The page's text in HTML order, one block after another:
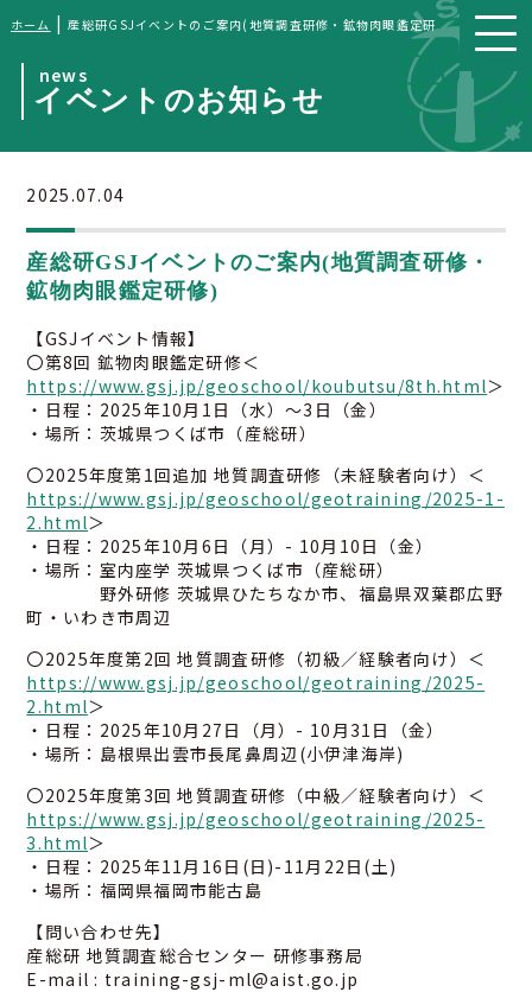
03-3259-8232
ホーム |産総研GSJイベントのご案内(地質調査研修・鉱物肉眼鑑定研修)
news
イベントのお知らせ
2025.07.04
産総研GSJイベントのご案内(地質調査研修・
鉱物肉眼鑑定研修)
【GSJイベント情報】
〇第8回 鉱物肉眼鑑定研修＜
https://www.gsj.jp/geoschool/koubutsu/8th.html＞
・日程：2025年10月1日（水）〜3日（金）
・場所：茨城県つくば市（産総研）
〇2025年度第1回追加 地質調査研修（未経験者向け）＜
https://www.gsj.jp/geoschool/geotraining/2025-1-
2.html＞
・日程：2025年10月6日（月）- 10月10日（金）
・場所：室内座学 茨城県つくば市（産総研）
野外研修 茨城県ひたちなか市、福島県双葉郡広野
町・いわき市周辺
〇2025年度第2回 地質調査研修（初級／経験者向け）＜
https://www.gsj.jp/geoschool/geotraining/2025-
2.html＞
・日程：2025年10月27日（月）- 10月31日（金）
・場所：島根県出雲市長尾鼻周辺(小伊津海岸)
〇2025年度第3回 地質調査研修（中級／経験者向け）＜
https://www.gsj.jp/geoschool/geotraining/2025-
3.html＞
・日程：2025年11月16日(日)-11月22日(土)
・場所：福岡県福岡市能古島
【問い合わせ先】
産総研 地質調査総合センター 研修事務局
E-mail : training-gsj-ml@aist.go.jp